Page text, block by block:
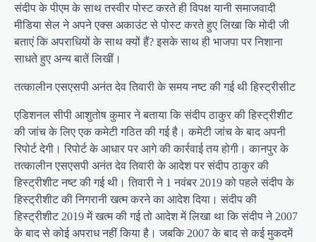
संदीप के पीएम के साथ तस्वीर पोस्ट करते ही विपक्ष यानी समाजवादी
मीडिया सेल ने अपने एक्स अकाउंट से पोस्ट करते हुए लिखा कि मोदी जी
बताएं कि अपराधियों के साथ क्यों हैं? इसके साथ ही भाजपा पर निशाना
साधते हुए अन्य बातें लिखीं।
तत्कालीन एसएसपी अनंत देव तिवारी के समय नष्ट की गई थी हिस्ट्रीसीट
एडिशनल सीपी आशुतोष कुमार ने बताया कि संदीप ठाकुर की हिस्ट्रीशीट
की जांच के लिए एक कमेटी गठित की गई है। कमेटी जांच के बाद अपनी
रिपोर्ट देगी। रिपोर्ट के आधार पर आगे की कार्रवाई तय होगी। कानपुर के
तत्कालीन एसएसपी अनंत देव तिवारी के आदेश पर संदीप ठाकुर की
हिस्ट्रीशीट नष्ट की गई थी। तिवारी ने 1 नवंबर 2019 को पहले संदीप के
हिस्ट्रीशीट की निगरानी खत्म करने का आदेश दिया। संदीप की
हिस्ट्रीशीट 2019 में खत्म की गई तो आदेश में लिखा था कि संदीप ने 2007
के बाद से कोई अपराध नहीं किया है। जबकि 2007 के बाद से कई मुकदमें